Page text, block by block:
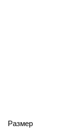
Размер